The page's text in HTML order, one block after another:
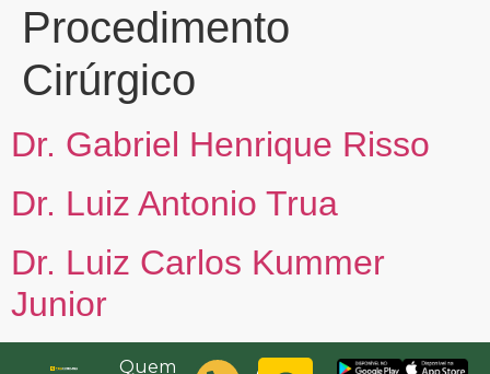
Procedimento
Cirúrgico
Dr. Gabriel Henrique Risso
Dr. Luiz Antonio Trua
Dr. Luiz Carlos Kummer
Junior
Quem